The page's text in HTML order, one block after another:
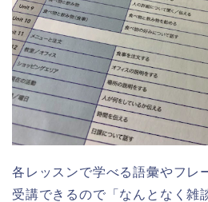
各レッスンで学べる語彙やフレ
受講できるので「なんとなく雑